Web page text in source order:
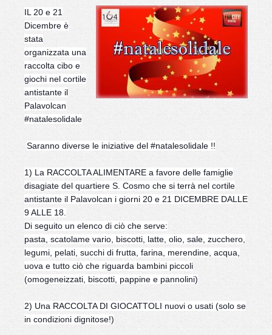
IL 20 e 21
Dicembre è
stata
organizzata una
raccolta cibo e
giochi nel cortile
antistante il
Palavolcan
#natalesolidale
Saranno diverse le iniziative del #natalesolidale !!
1) La RACCOLTA ALIMENTARE a favore delle famiglie
disagiate del quartiere S. Cosmo che si terrà nel cortile
antistante il Palavolcan i giorni 20 e 21 DICEMBRE DALLE
9 ALLE 18.
Di seguito un elenco di ciò che serve:
pasta, scatolame vario, biscotti, latte, olio, sale, zucchero,
legumi, pelati, succhi di frutta, farina, merendine, acqua,
uova e tutto ciò che riguarda bambini piccoli
(omogeneizzati, biscotti, pappine e pannolini)
2) Una RACCOLTA DI GIOCATTOLI nuovi o usati (solo se
in condizioni dignitose!)